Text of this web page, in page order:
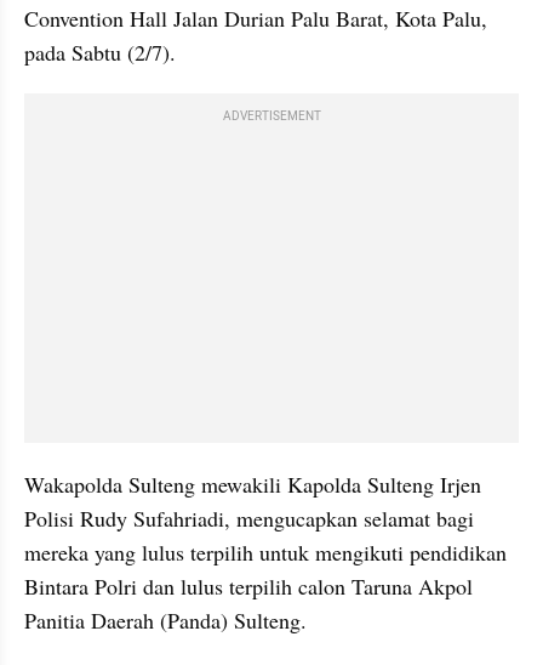
Convention Hall Jalan Durian Palu Barat, Kota Palu,
pada Sabtu (2/7).
ADVERTISEMENT
Wakapolda Sulteng mewakili Kapolda Sulteng Irjen
Polisi Rudy Sufahriadi, mengucapkan selamat bagi
mereka yang lulus terpilih untuk mengikuti pendidikan
Bintara Polri dan lulus terpilih calon Taruna Akpol
Panitia Daerah (Panda) Sulteng.